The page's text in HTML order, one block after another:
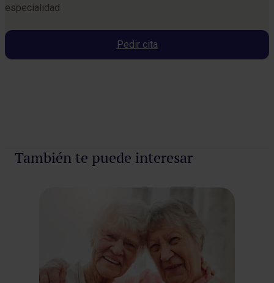
especialidad
Pedir cita
Pedir cita
También te puede interesar